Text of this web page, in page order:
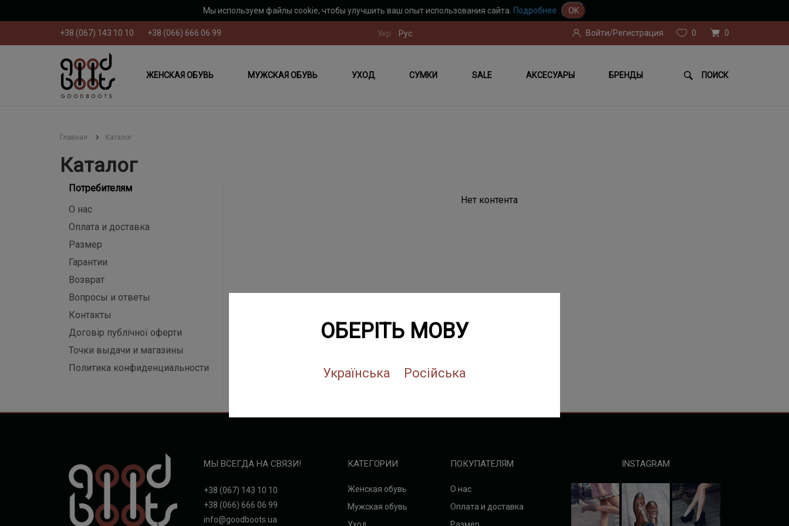
Мы используем файлы cookie, чтобы улучшить ваш опыт использования сайта. Подробнее OK
ОБЕРІТЬ МОВУ
Українська Російська
+38 (067) 143 10 10 +38 (066) 666 06 99 Укр Рус Войти/Регистрация 0 0
ЖЕНСКАЯ ОБУВЬ МУЖСКАЯ ОБУВЬ УХОД СУМКИ SALE АКСЕСУАРЫ БРЕНДЫ ПОИСК
Главная Каталог
Каталог
Потребителям
О нас
Оплата и доставка
Размер
Гарантии
Возврат
Вопросы и ответы
Контакты
Договір публічної оферти
Точки выдачи и магазины
Политика конфиденциальности
Нет контента
МЫ ВСЕГДА НА СВЯЗИ!
+38 (067) 143 10 10
+38 (066) 666 06 99
info@goodboots.ua
КАТЕГОРИИ
Женская обувь
Мужская обувь
Уход
ПОКУПАТЕЛЯМ
О нас
Оплата и доставка
Размер
INSTAGRAM